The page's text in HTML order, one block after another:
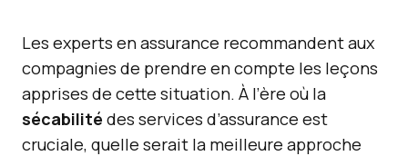
Les experts en assurance recommandent aux
compagnies de prendre en compte les leçons
apprises de cette situation. À l’ère où la
sécabilité des services d’assurance est
cruciale, quelle serait la meilleure approche